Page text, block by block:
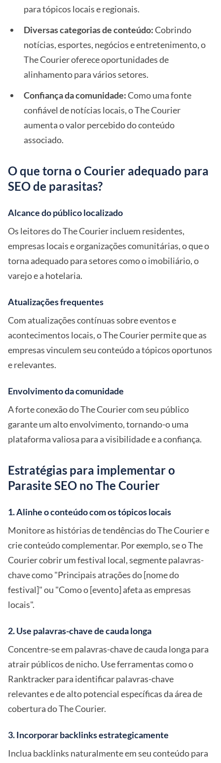
para tópicos locais e regionais.
Diversas categorias de conteúdo:Cobrindo
notícias, esportes, negócios e entretenimento, o
The Courier oferece oportunidades de
alinhamento para vários setores.
Confiança da comunidade:Como uma fonte
confiável de notícias locais, o The Courier
aumenta o valor percebido do conteúdo
associado.
O que torna o Courier adequado para
SEO de parasitas?
Alcance do público localizado
Os leitores do The Courier incluem residentes,
empresas locais e organizações comunitárias, o que o
torna adequado para setores como o imobiliário, o
varejo e a hotelaria.
Atualizações frequentes
Com atualizações contínuas sobre eventos e
acontecimentos locais, o The Courier permite que as
empresas vinculem seu conteúdo a tópicos oportunos
e relevantes.
Envolvimento da comunidade
A forte conexão do The Courier com seu público
garante um alto envolvimento, tornando-o uma
plataforma valiosa para a visibilidade e a confiança.
Estratégias para implementar o
Parasite SEO no The Courier
1. Alinhe o conteúdo com os tópicos locais
Monitore as histórias de tendências do The Courier e
crie conteúdo complementar. Por exemplo, se o The
Courier cobrir um festival local, segmente palavras-
chave como "Principais atrações do [nome do
festival]" ou "Como o [evento] afeta as empresas
locais".
2. Use palavras-chave de cauda longa
Concentre-se em palavras-chave de cauda longa para
atrair públicos de nicho. Use ferramentas como o
Ranktracker para identificar palavras-chave
relevantes e de alto potencial específicas da área de
cobertura do The Courier.
3. Incorporar backlinks estrategicamente
Inclua backlinks naturalmente em seu conteúdo para